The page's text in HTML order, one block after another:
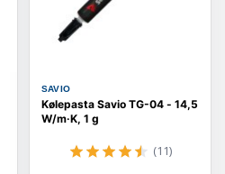
SAVIO
Kølepasta Savio TG-04 - 14,5
W/m·K, 1 g
(11)